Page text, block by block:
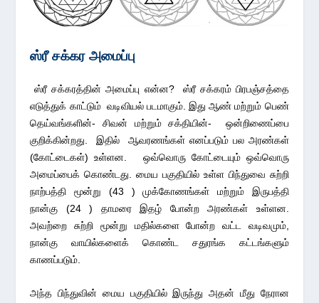
ஸ்ரீ சக்கர அமைப்பு
ஸ்ரீ சக்கரத்தின் அமைப்பு என்ன? ஸ்ரீ சக்கரம் பிரபஞ்சத்தை
எடுத்துக் காட்டும் வடிவியல் படமாகும். இது ஆண் மற்றும் பெண்
தெய்வங்களின்- சிவன் மற்றும் சக்தியின்- ஒன்றிணைப்பை
குறிக்கின்றது. இதில் ஆவரணங்கள் எனப்படும் பல அரண்கள்
(கோட்டைகள்) உள்ளன. ஒவ்வொரு கோட்டையும் ஒவ்வொரு
அமைப்பைக் கொண்டது. மைய பகுதியில் உள்ள பிந்துவை சுற்றி
நாற்பத்தி மூன்று (43 ) முக்கோணங்கள் மற்றும் இருபத்தி
நான்கு (24 ) தாமரை இதழ் போன்ற அரண்கள் உள்ளன.
அவற்றை சுற்றி மூன்று மதில்களை போன்ற வட்ட வடிவமும்,
நான்கு வாயில்களைக் கொண்ட சதுரங்க கட்டங்களும்
காணப்படும்.
அந்த பிந்துவின் மைய பகுதியில் இருந்து அதன் மீது நேரான